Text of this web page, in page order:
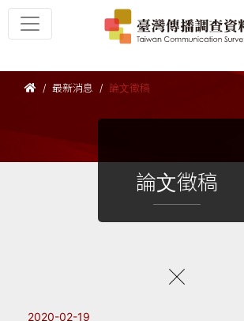
最新消息 論文徵稿
論文徵稿
2020-02-19